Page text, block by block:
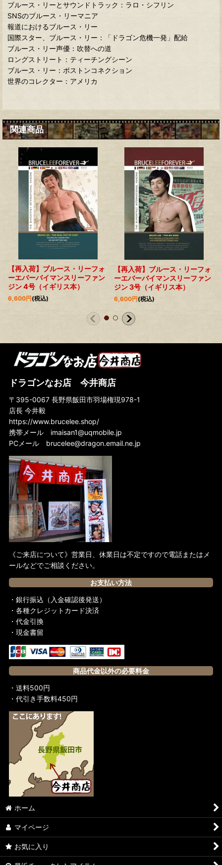
ブルース・リーとサウンドトラック：ラロ・シフリン
SNSのブルース・リーマニア
報道におけるブルース・リー
国際スター、ブルース・リー：「ドラゴン危機一発」配給
ブルース・リー声優：吹替への道
ロングストリート：ティーチングシーン
ブルース・リー：ボストンコネクション
世界のコレクター：アメリカ
関連商品
【再入荷】ブルース・リーフォ
ーエバーバイマンスリーファン
ジン 4号（イギリス本）
6,600円(税込)
【再入荷】ブルース・リーフォ
ーエバーバイマンスリーファン
ジン 3号（イギリス本）
6,600円(税込)
ドラゴンなお店 今井商店
〒395-0067 長野県飯田市羽場権現978-1
店長 今井毅
https://www.brucelee.shop/
携帯メール imaisan1@uqmobile.jp
PCメール brucelee@dragon.email.ne.jp
《ご来店について》営業日、休業日は不定ですので電話またはメ
ールなどでご相談ください。
お支払い方法
・銀行振込（入金確認後発送）
・各種クレジットカード決済
・代金引換
・現金書留
商品代金以外の必要料金
・送料500円
・代引き手数料450円
ホーム
マイページ
お気に入り